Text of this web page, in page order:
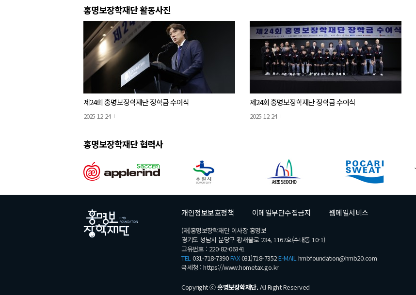
홍명보장학재단 활동사진
제24회 홍명보장학재단 장학금 수여식
2025-12-24
제24회 홍명보장학재단 장학금 수여식
2025-12-24
홍명보장학재단 협력사
개인정보보호정책 이메일무단수집금지 웹메일서비스
(재)홍명보장학재단 이사장 홍명보
경기도 성남시 분당구 황새울로 234, 1167호(수내동 10-1)
고유번호 : 220-82-06341
TEL031-718-7390FAX031)718-7352E-MAILhmbfoundation@hmb20.com
국세청 : https://www.hometax.go.kr
Copyright ⓒ홍명보장학재단.All Right Reserved